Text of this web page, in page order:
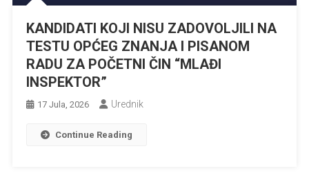
KANDIDATI KOJI NISU ZADOVOLJILI NA
TESTU OPĆEG ZNANJA I PISANOM
RADU ZA POČETNI ČIN “MLAĐI
INSPEKTOR”
17 Jula, 2026 Urednik
Continue Reading